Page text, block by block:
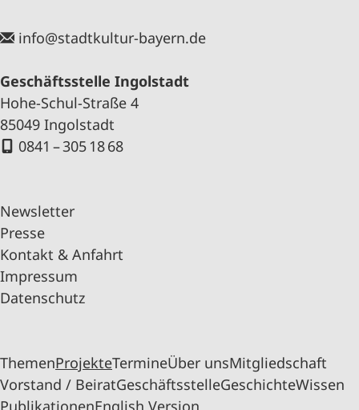
info@stadtkultur-bayern.de
Geschäftsstelle Ingolstadt
Hohe-Schul-Straße 4
85049 Ingolstadt
0841 – 305 18 68
Newsletter
Presse
Kontakt & Anfahrt
Impressum
Datenschutz
ThemenProjekteTermineÜber unsMitgliedschaft
Vorstand / BeiratGeschäftsstelleGeschichteWissen
PublikationenEnglish Version